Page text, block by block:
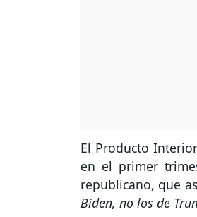
El Producto
en el primer
republicano, que
Biden, no los de